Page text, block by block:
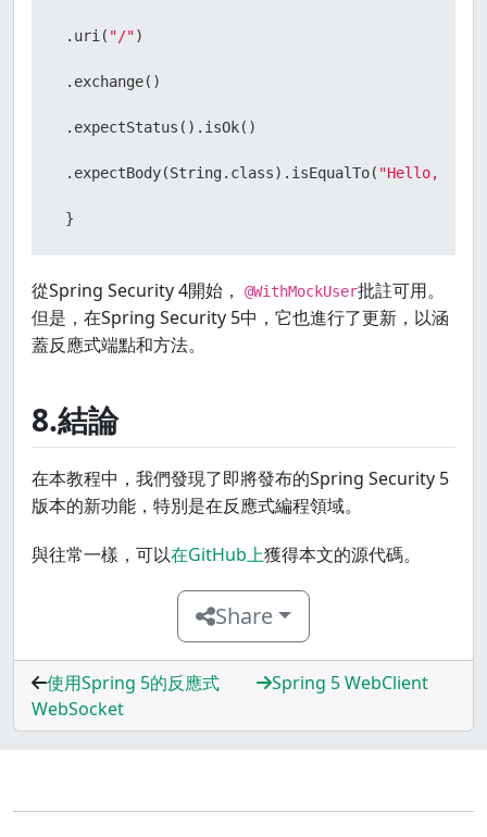
.uri( "/")
.exchange()
.expectStatus().isOk()
.expectBody(String.class).isEqualTo( "Hello,
}
從Spring Security 4開始， @WithMockUser批註可用。
但是，在Spring Security 5中，它也進行了更新，以涵
蓋反應式端點和方法。
8.結論
在本教程中，我們發現了即將發布的Spring Security 5
版本的新功能，特別是在反應式編程領域。
與往常一樣，可以在GitHub上獲得本文的源代碼。
Share
使用Spring 5的反應式
WebSocket
Spring 5 WebClient